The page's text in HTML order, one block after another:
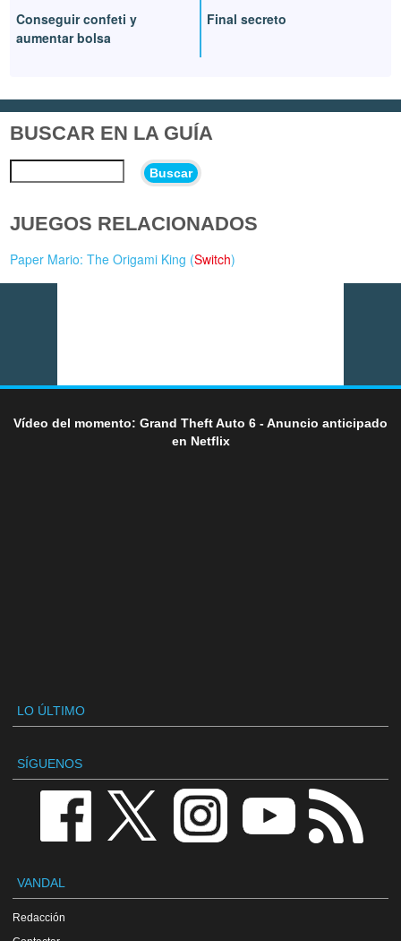
Conseguir confeti y
aumentar bolsa
Final secreto
BUSCAR EN LA GUÍA
Buscar
JUEGOS RELACIONADOS
Paper Mario: The Origami King (Switch)
Vídeo del momento: Grand Theft Auto 6 - Anuncio anticipado
en Netflix
LO ÚLTIMO
SÍGUENOS
VANDAL
Redacción